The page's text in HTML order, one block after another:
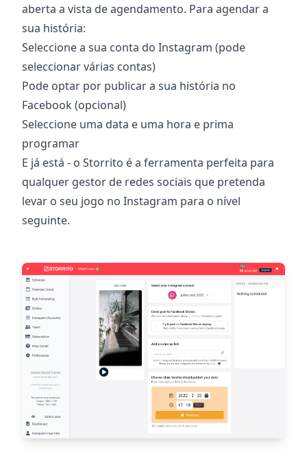
aberta a vista de agendamento. Para agendar a
sua história:
Seleccione a sua conta do Instagram (pode
seleccionar várias contas)
Pode optar por publicar a sua história no
Facebook (opcional)
Seleccione uma data e uma hora e prima
programar
E já está - o Storrito é a ferramenta perfeita para
qualquer gestor de redes sociais que pretenda
levar o seu jogo no Instagram para o nível
seguinte.